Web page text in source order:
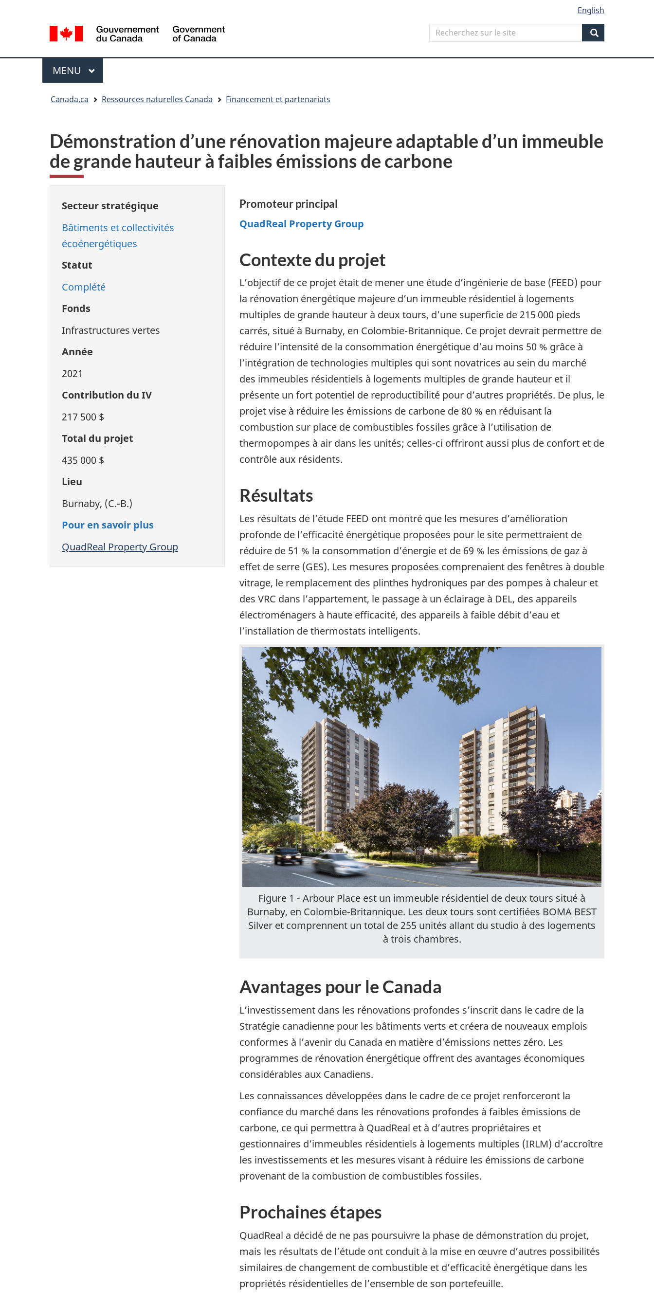
HTML
de
la
langue
selection
English
Search
Recherchez
sur
Search
Menu
MENU PRINCIPAL
Canada.ca Ressources naturelles Canada Financement et partenariats
Démonstration d’une rénovation majeure adaptable d’un immeuble
de grande hauteur à faibles émissions de carbone
Secteur stratégique
Bâtiments et collectivités
écoénergétiques
Statut
Complété
Fonds
Infrastructures vertes
Année
2021
Contribution du IV
217 500 $
Total du projet
435 000 $
Lieu
Burnaby, (C.-B.)
Pour en savoir plus
QuadReal Property Group
Promoteur principal
QuadReal Property Group
Contexte du projet
L’objectif de ce projet était de mener une étude d’ingénierie de base (FEED) pour
la rénovation énergétique majeure d’un immeuble résidentiel à logements
multiples de grande hauteur à deux tours, d’une superficie de 215 000 pieds
carrés, situé à Burnaby, en Colombie-Britannique. Ce projet devrait permettre de
réduire l’intensité de la consommation énergétique d’au moins 50 % grâce à
l’intégration de technologies multiples qui sont novatrices au sein du marché
des immeubles résidentiels à logements multiples de grande hauteur et il
présente un fort potentiel de reproductibilité pour d’autres propriétés. De plus, le
projet vise à réduire les émissions de carbone de 80 % en réduisant la
combustion sur place de combustibles fossiles grâce à l’utilisation de
thermopompes à air dans les unités; celles-ci offriront aussi plus de confort et de
contrôle aux résidents.
Résultats
Les résultats de l’étude FEED ont montré que les mesures d’amélioration
profonde de l’efficacité énergétique proposées pour le site permettraient de
réduire de 51 % la consommation d’énergie et de 69 % les émissions de gaz à
effet de serre (GES). Les mesures proposées comprenaient des fenêtres à double
vitrage, le remplacement des plinthes hydroniques par des pompes à chaleur et
des VRC dans l’appartement, le passage à un éclairage à DEL, des appareils
électroménagers à haute efficacité, des appareils à faible débit d’eau et
l’installation de thermostats intelligents.
Figure 1 - Arbour Place est un immeuble résidentiel de deux tours situé à
Burnaby, en Colombie-Britannique. Les deux tours sont certifiées BOMA BEST
Silver et comprennent un total de 255 unités allant du studio à des logements
à trois chambres.
Avantages pour le Canada
L’investissement dans les rénovations profondes s’inscrit dans le cadre de la
Stratégie canadienne pour les bâtiments verts et créera de nouveaux emplois
conformes à l’avenir du Canada en matière d’émissions nettes zéro. Les
programmes de rénovation énergétique offrent des avantages économiques
considérables aux Canadiens.
Les connaissances développées dans le cadre de ce projet renforceront la
confiance du marché dans les rénovations profondes à faibles émissions de
carbone, ce qui permettra à QuadReal et à d’autres propriétaires et
gestionnaires d’immeubles résidentiels à logements multiples (IRLM) d’accroître
les investissements et les mesures visant à réduire les émissions de carbone
provenant de la combustion de combustibles fossiles.
Prochaines étapes
QuadReal a décidé de ne pas poursuivre la phase de démonstration du projet,
mais les résultats de l’étude ont conduit à la mise en œuvre d’autres possibilités
similaires de changement de combustible et d’efficacité énergétique dans les
propriétés résidentielles de l’ensemble de son portefeuille.